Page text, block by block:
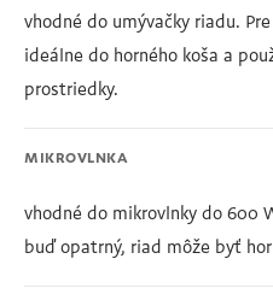
vhodné do umývačky riadu.
ideálne do horného koša a
prostriedky.
MIKROVLNKA
vhodné do mikrovlnky do 600
buď opatrný, riad môže byť